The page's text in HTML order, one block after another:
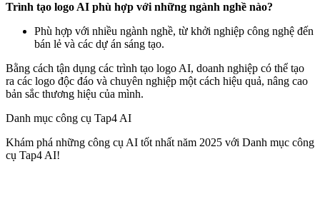
Trình tạo logo AI phù hợp với những ngành nghề nào?
Phù hợp với nhiều ngành nghề, từ khởi nghiệp công nghệ đến
bán lẻ và các dự án sáng tạo.
Bằng cách tận dụng các trình tạo logo AI, doanh nghiệp có thể tạo
ra các logo độc đáo và chuyên nghiệp một cách hiệu quả, nâng cao
bản sắc thương hiệu của mình.
Danh mục công cụ Tap4 AI
Khám phá những công cụ AI tốt nhất năm 2025 với Danh mục công
cụ Tap4 AI!